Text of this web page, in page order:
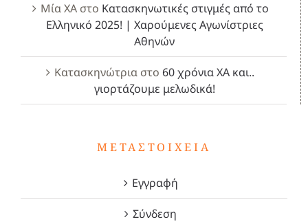
Μία ΧΑστο Κατασκηνωτικές στιγμές από το
Ελληνικό 2025! | Χαρούμενες Αγωνίστριες
Αθηνών
Κατασκηνώτρια στο 60 χρόνια ΧΑ και..
γιορτάζουμε μελωδικά!
ΜΕΤΑΣΤΟΙΧΕΊΑ
Εγγραφή
Σύνδεση